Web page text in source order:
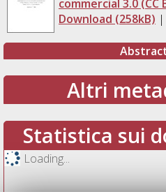
commercial 3.0 (CC
Download (258kB) |
Altri
Statistica sui
Loading...